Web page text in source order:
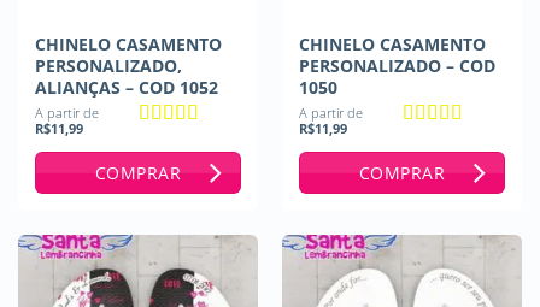
CHINELO CASAMENTO
PERSONALIZADO,
ALIANÇAS – COD 1052
A partir de
R$11,99
COMPRAR
CHINELO CASAMENTO
PERSONALIZADO – COD
1050
A partir de
R$11,99
COMPRAR